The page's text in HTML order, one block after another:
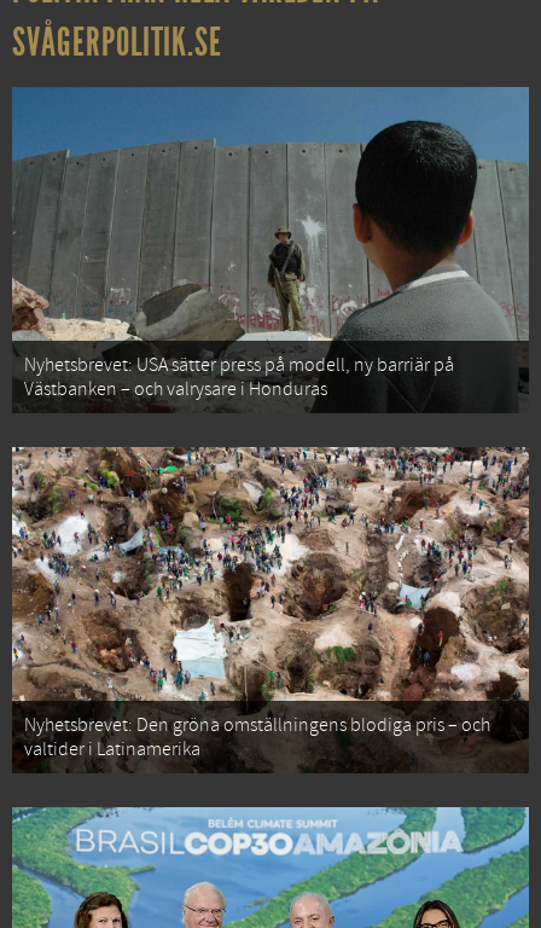
SVÅGERPOLITIK.SE
Nyhetsbrevet: USA sätter press på modell, ny barriär på
Västbanken – och valrysare i Honduras
Nyhetsbrevet: Den gröna omställningens blodiga pris – och
valtider i Latinamerika